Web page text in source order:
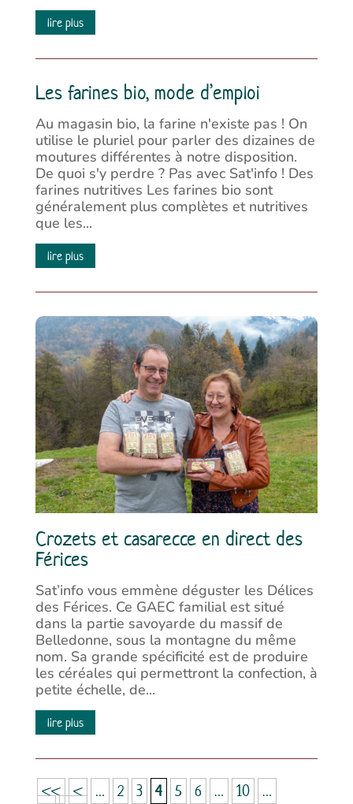
lire plus
Les farines bio, mode d’emploi
Au magasin bio, la farine n'existe pas ! On
utilise le pluriel pour parler des dizaines de
moutures différentes à notre disposition.
De quoi s'y perdre ? Pas avec Sat'info ! Des
farines nutritives Les farines bio sont
généralement plus complètes et nutritives
que les...
lire plus
Crozets et casarecce en direct des
Férices
Sat’info vous emmène déguster les Délices
des Férices. Ce GAEC familial est situé
dans la partie savoyarde du massif de
Belledonne, sous la montagne du même
nom. Sa grande spécificité est de produire
les céréales qui permettront la confection, à
petite échelle, de...
lire plus
<< < … 2 3 4 5 6 … 10
…